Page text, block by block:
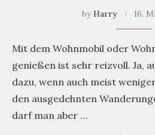
byHarry 16.
Mit dem Wohnmobil oder
genießen ist sehr reizvoll. Ja,
dazu, wenn auch meist
den ausgedehnten
darf man aber …